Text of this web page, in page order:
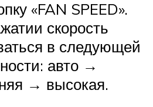
«FAN SPEED».
скорость
в следующей
авто →
→ высокая.